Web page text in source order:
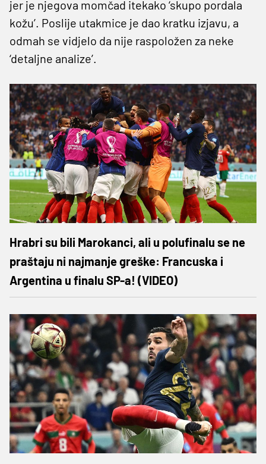
jer je njegova momčad itekako ‘skupo pordala
kožu’. Poslije utakmice je dao kratku izjavu, a
odmah se vidjelo da nije raspoložen za neke
‘detaljne analize’.
Hrabri su bili Marokanci, ali u polufinalu se ne
praštaju ni najmanje greške: Francuska i
Argentina u finalu SP-a! (VIDEO)